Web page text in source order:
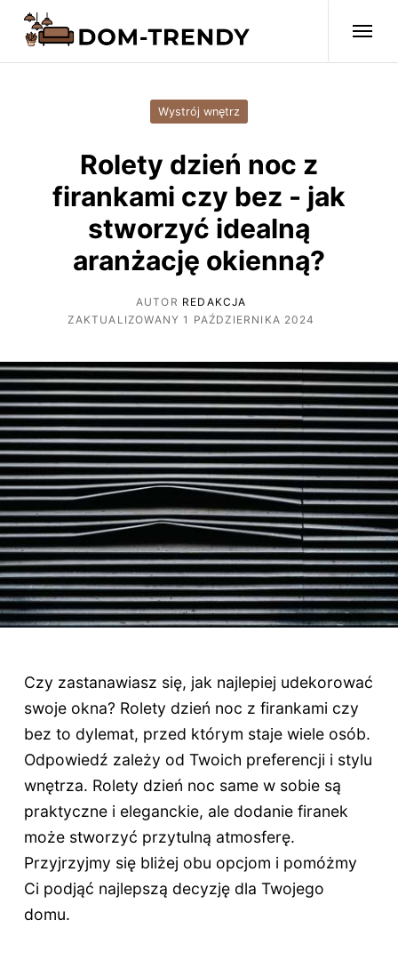
Wystrój wnętrz
Rolety dzień noc z
firankami czy bez - jak
stworzyć idealną
aranżację okienną?
AUTOR REDAKCJA
ZAKTUALIZOWANY 1 PAŹDZIERNIKA 2024
Czy zastanawiasz się, jak najlepiej udekorować
swoje okna? Rolety dzień noc z firankami czy
bez to dylemat, przed którym staje wiele osób.
Odpowiedź zależy od Twoich preferencji i stylu
wnętrza. Rolety dzień noc same w sobie są
praktyczne i eleganckie, ale dodanie firanek
może stworzyć przytulną atmosferę.
Przyjrzyjmy się bliżej obu opcjom i pomóżmy
Ci podjąć najlepszą decyzję dla Twojego
domu.